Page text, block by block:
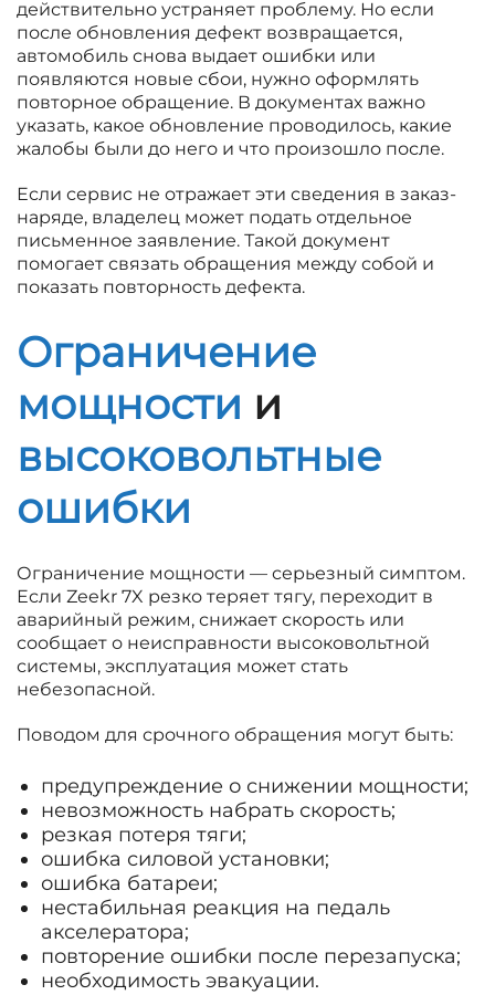
действительно устраняет проблему. Но если
после обновления дефект возвращается,
автомобиль снова выдает ошибки или
появляются новые сбои, нужно оформлять
повторное обращение. В документах важно
указать, какое обновление проводилось, какие
жалобы были до него и что произошло после.
Если сервис не отражает эти сведения в заказ-
наряде, владелец может подать отдельное
письменное заявление. Такой документ
помогает связать обращения между собой и
показать повторность дефекта.
Ограничение
мощности и
высоковольтные
ошибки
Ограничение мощности — серьезный симптом.
Если Zeekr 7X резко теряет тягу, переходит в
аварийный режим, снижает скорость или
сообщает о неисправности высоковольтной
системы, эксплуатация может стать
небезопасной.
Поводом для срочного обращения могут быть:
предупреждение о снижении мощности;
невозможность набрать скорость;
резкая потеря тяги;
ошибка силовой установки;
ошибка батареи;
нестабильная реакция на педаль
акселератора;
повторение ошибки после перезапуска;
необходимость эвакуации.